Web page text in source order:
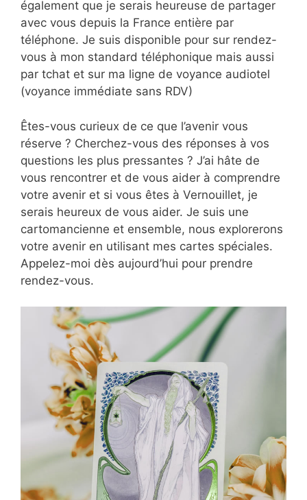
également que je serais heureuse de partager
avec vous depuis la France entière par
téléphone. Je suis disponible pour sur rendez-
vous à mon standard téléphonique mais aussi
par tchat et sur ma ligne de voyance audiotel
(voyance immédiate sans RDV)
Êtes-vous curieux de ce que l’avenir vous
réserve ? Cherchez-vous des réponses à vos
questions les plus pressantes ? J’ai hâte de
vous rencontrer et de vous aider à comprendre
votre avenir et si vous êtes à Vernouillet, je
serais heureux de vous aider. Je suis une
cartomancienne et ensemble, nous explorerons
votre avenir en utilisant mes cartes spéciales.
Appelez-moi dès aujourd’hui pour prendre
rendez-vous.